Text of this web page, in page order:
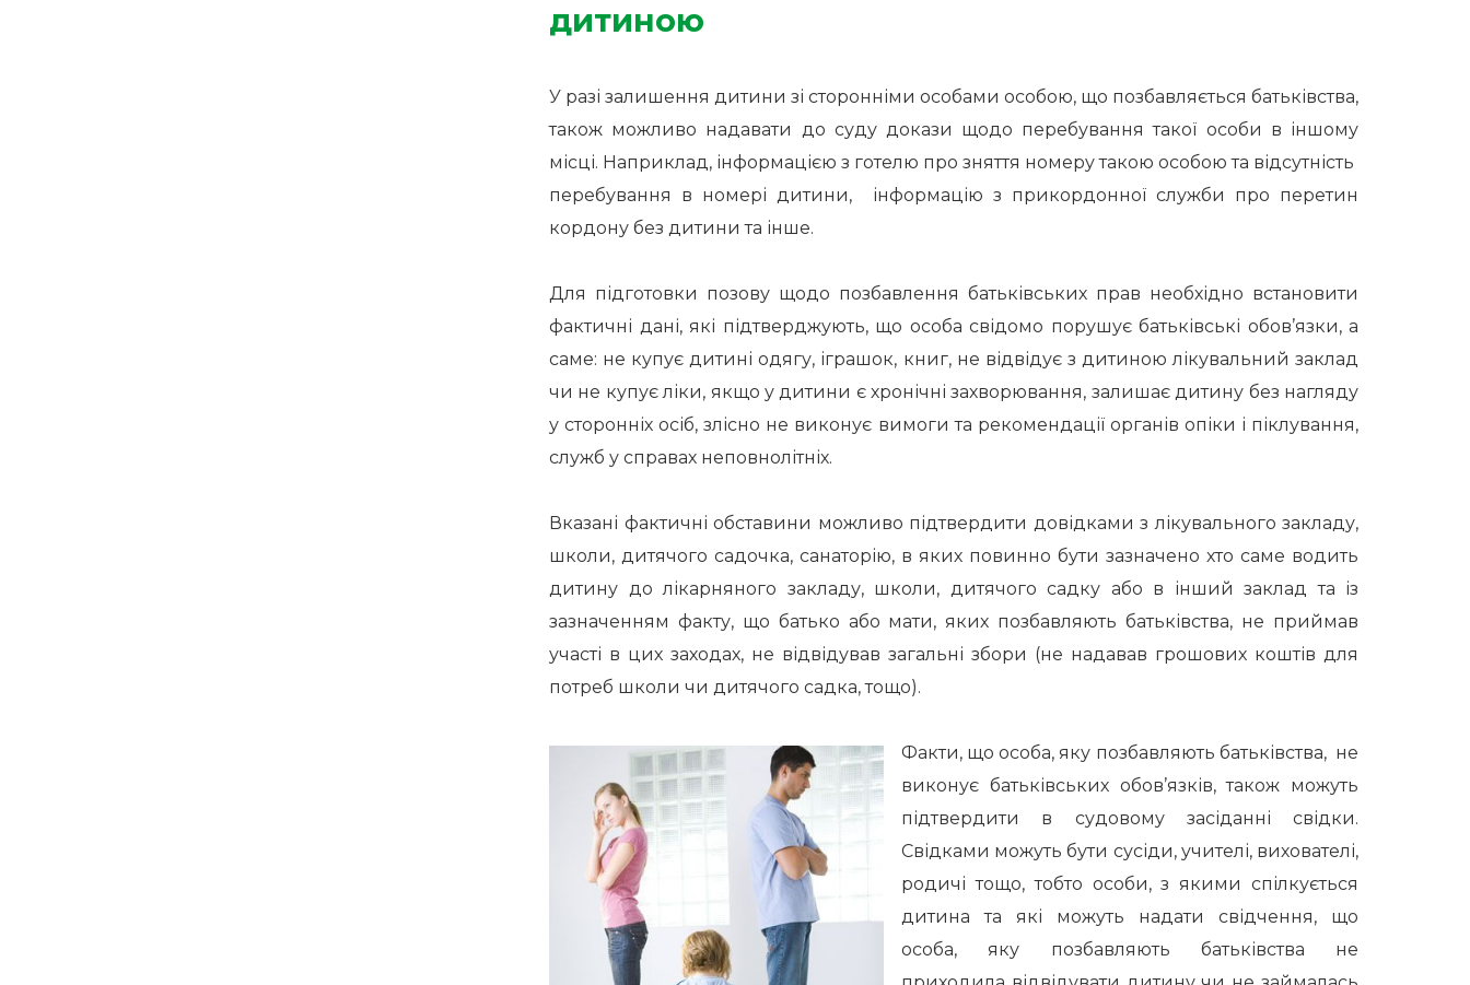
дитиною
У разі залишення дитини зі сторонніми особами особою, що позбавляється батьківства,
також можливо надавати до суду докази щодо перебування такої особи в іншому
місці. Наприклад, інформацією з готелю про зняття номеру такою особою та відсутність
перебування в номері дитини, інформацію з прикордонної служби про перетин
кордону без дитини та інше.
Для підготовки позову щодо позбавлення батьківських прав необхідно встановити
фактичні дані, які підтверджують, що особа свідомо порушує батьківські обов’язки, а
саме: не купує дитині одягу, іграшок, книг, не відвідує з дитиною лікувальний заклад
чи не купує ліки, якщо у дитини є хронічні захворювання, залишає дитину без нагляду
у сторонніх осіб, злісно не виконує вимоги та рекомендації органів опіки і піклування,
служб у справах неповнолітніх.
Вказані фактичні обставини можливо підтвердити довідками з лікувального закладу,
школи, дитячого садочка, санаторію, в яких повинно бути зазначено хто саме водить
дитину до лікарняного закладу, школи, дитячого садку або в інший заклад та із
зазначенням факту, що батько або мати, яких позбавляють батьківства, не приймав
участі в цих заходах, не відвідував загальні збори (не надавав грошових коштів для
потреб школи чи дитячого садка, тощо).
Факти, що особа, яку позбавляють батьківства, не
виконує батьківських обов’язків, також можуть
підтвердити в судовому засіданні свідки.
Свідками можуть бути сусіди, учителі, вихователі,
родичі тощо, тобто особи, з якими спілкується
дитина та які можуть надати свідчення, що
особа, яку позбавляють батьківства не